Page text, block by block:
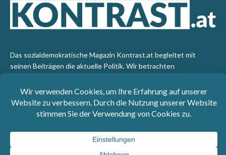
Das sozialdemokratische Magazin Kontrast.at begleitet mit
seinen Beiträgen die aktuelle Politik. Wir betrachten
emanzipatorischen Standpunkt aus. Kontrast wirft den Blick der
sozialen Gerechtigkeit auf die Welt.
: SPÖ-Klub - 1017 Wien - Telefon: +43 1 40110-
3393 - e-mail: redaktion@kontrast.at -